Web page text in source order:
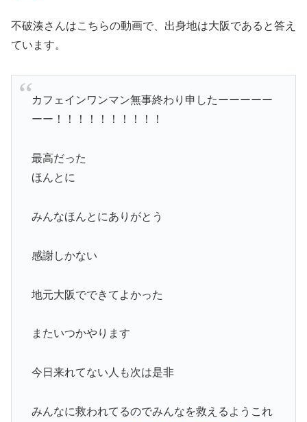
不破湊さんはこちらの動画で、出身地は大阪であると答え
ています。
カフェインワンマン無事終わり申したーーーーー
ーー！！！！！！！！！！
最高だった
ほんとに
みんなほんとにありがとう
感謝しかない
地元大阪でできてよかった
またいつかやります
今日来れてない人も次は是非
みんなに救われてるのでみんなを救えるようこれ